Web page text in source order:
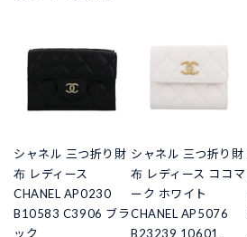
シャネル 三つ折り財
布 レディース
CHANEL AP0230
B10583 C3906 ブラ
ック
シャネル 三つ折り財
布 レディース ココマ
ーク ホワイト
CHANEL AP5076
B23239 10601